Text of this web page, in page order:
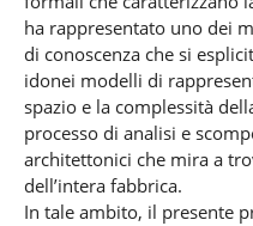
ha rappresentato uno dei
di conoscenza che si
idonei modelli di
spazio e la complessità
processo di analisi e
architettonici che mira a
dell’intera fabbrica.
In tale ambito, il presente